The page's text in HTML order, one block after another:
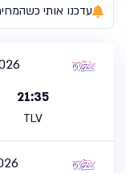
עדכנו אותי
21:35
TLV